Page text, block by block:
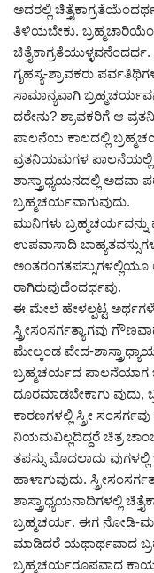
ಅದರಲ್ಲಿ
ತಿಳಿಯಬೇಕು.
ಚಿತ್ತೈಕಾಗ್ರತೆಯುಳ್ಳವನೆಂದರ್ಥ.
ಗೃಹಸ್ಯ-ಶ್ರಾವಕರು
ಸಾಮಾನ್ಯವಾಗಿ
ದರೇನು? ಶ್ರಾವಕರಿಗೆ ಆ
ಪಾಲನೆಯ ಕಾಲದಲ್ಲಿ
ವ್ರತನಿಯಮಗಳ ಪಾಲನೆಯಲ್ಲಿ
ಶಾಸ್ತ್ರಾಧ್ಯಯನದಲ್ಲಿ ಅಥವಾ
ಬ್ರಹ್ಮಚರ್ಯವಾಗುವುದು.
ಮುನಿಗಳು
ಉಪವಾಸಾದಿ
ಅಂತರಂಗತಪಸ್ಸುಗಳಲ್ಲಿಯೂ
ರಾಗಿರುವುದೆಂದರ್ಥವು.
ಈ ಮೇಲೆ ಹೇಳಲ್ಪಟ್ಟ
ಸ್ತ್ರೀಸಂಸರ್ಗತ್ಯಾಗವು
ಮೇಲ್ಕಂಡ ವೇದ-
ಬ್ರಹ್ಮಚರ್ಯದ ಪಾಲನೆಯಾಗ
ದೂರಮಾಡಬೇಕಾಗು ವುದು,
ಕಾರಣಗಳಲ್ಲಿ ಸ್ತ್ರೀ
ನಿಯಮವಿಲ್ಲದಿದ್ದರೆ ಚಿತ್ರ
ತಪಸ್ಸು ಮೊದಲಾದು
ಹಾಳಾಗುವುದು.
ಶಾಸ್ತ್ರಾಧ್ಯಯನಾದಿಗಳಲ್ಲಿ
ಬ್ರಹ್ಮಚರ್ಯ. ಈಗ ನೋಡಿ-
ಮಾಡಿದರೆ ಯಥಾರ್ಥವಾದ
ಬ್ರಹ್ಮಚರ್ಯರೂಪವಾದ